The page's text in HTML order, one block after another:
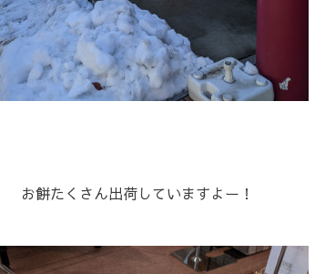
⁡お餅たくさん出荷していますよー！⁡